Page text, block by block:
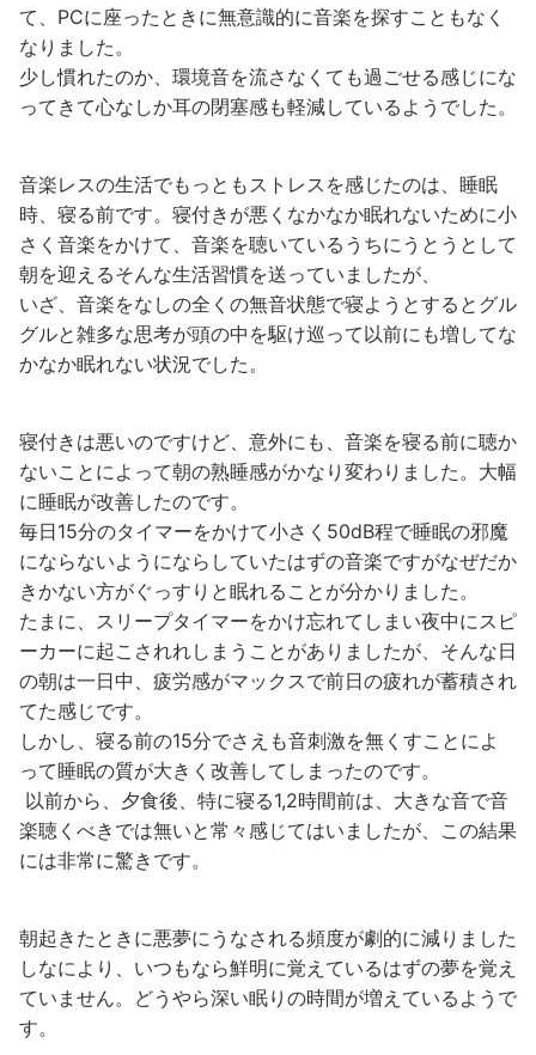
て、PCに座ったときに無意識的に音楽を探すこともなく
なりました。
少し慣れたのか、環境音を流さなくても過ごせる感じにな
ってきて心なしか耳の閉塞感も軽減しているようでした。
音楽レスの生活でもっともストレスを感じたのは、睡眠
時、寝る前です。寝付きが悪くなかなか眠れないために小
さく音楽をかけて、音楽を聴いているうちにうとうとして
朝を迎えるそんな生活習慣を送っていましたが、
いざ、音楽をなしの全くの無音状態で寝ようとするとグル
グルと雑多な思考が頭の中を駆け巡って以前にも増してな
かなか眠れない状況でした。
寝付きは悪いのですけど、意外にも、音楽を寝る前に聴か
ないことによって朝の熟睡感がかなり変わりました。大幅
に睡眠が改善したのです。
毎日15分のタイマーをかけて小さく50dB程で睡眠の邪魔
にならないようにならしていたはずの音楽ですがなぜだか
きかない方がぐっすりと眠れることが分かりました。
たまに、スリープタイマーをかけ忘れてしまい夜中にスピ
ーカーに起こされれしまうことがありましたが、そんな日
の朝は一日中、疲労感がマックスで前日の疲れが蓄積され
てた感じです。
しかし、寝る前の15分でさえも音刺激を無くすことによ
って睡眠の質が大きく改善してしまったのです。
以前から、夕食後、特に寝る1,2時間前は、大きな音で音
楽聴くべきでは無いと常々感じてはいましたが、この結果
には非常に驚きです。
朝起きたときに悪夢にうなされる頻度が劇的に減りました
しなにより、いつもなら鮮明に覚えているはずの夢を覚え
ていません。どうやら深い眠りの時間が増えているようで
す。